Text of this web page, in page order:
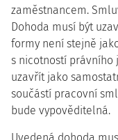
zaměstnancem.
Dohoda musí být
formy není stejně
s nicotností právního
uzavřít jako
součástí pracovní
bude vypověditelná.